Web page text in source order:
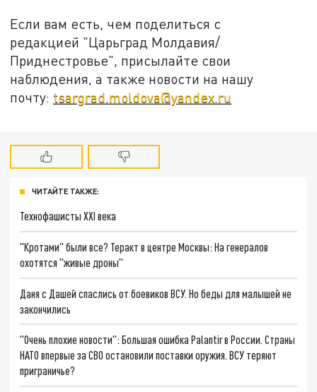
Если вам есть, чем поделиться с
редакцией "Царьград Молдавия/
Приднестровье", присылайте свои
наблюдения, а также новости на нашу
почту: tsargrad.moldova@yandex.ru
ЧИТАЙТЕ ТАКЖЕ:
Технофашисты XXI века
"Кротами" были все? Теракт в центре Москвы: На генералов
охотятся "живые дроны"
Даня с Дашей спаслись от боевиков ВСУ. Но беды для малышей не
закончились
"Очень плохие новости": Большая ошибка Palantir в России. Страны
НАТО впервые за СВО остановили поставки оружия. ВСУ теряют
приграничье?